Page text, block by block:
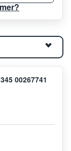
00267741